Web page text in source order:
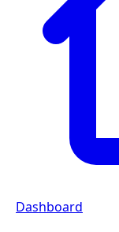
Dashboard